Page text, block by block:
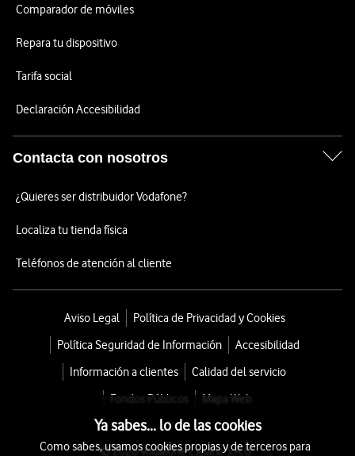
Comparador de móviles
Repara tu dispositivo
Tarifa social
Declaración Accesibilidad
Contacta con nosotros
¿Quieres ser distribuidor Vodafone?
Localiza tu tienda física
Teléfonos de atención al cliente
Aviso Legal
Política de Privacidad y Cookies
Política Seguridad de Información
Accesibilidad
Información a clientes
Calidad del servicio
Fondos Públicos
Mapa Web
© 2026 Vodafone España S.A.U.
Ya sabes... lo de las cookies
Como sabes, usamos cookies propias y de terceros para